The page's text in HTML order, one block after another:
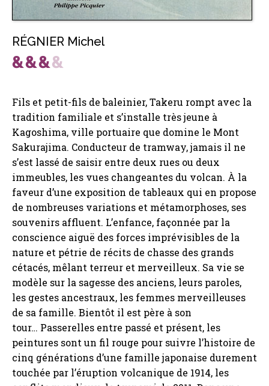
RÉGNIER Michel
Fils et petit-fils de baleinier, Takeru rompt avec la
tradition familiale et s’installe très jeune à
Kagoshima, ville portuaire que domine le Mont
Sakurajima. Conducteur de tramway, jamais il ne
s’est lassé de saisir entre deux rues ou deux
immeubles, les vues changeantes du volcan. À la
faveur d’une exposition de tableaux qui en propose
de nombreuses variations et métamorphoses, ses
souvenirs affluent. L’enfance, façonnée par la
conscience aiguë des forces imprévisibles de la
nature et pétrie de récits de chasse des grands
cétacés, mêlant terreur et merveilleux. Sa vie se
modèle sur la sagesse des anciens, leurs paroles,
les gestes ancestraux, les femmes merveilleuses
de sa famille. Bientôt il est père à son
tour… Passerelles entre passé et présent, les
peintures sont un fil rouge pour suivre l’histoire de
cinq générations d’une famille japonaise durement
touchée par l’éruption volcanique de 1914, les